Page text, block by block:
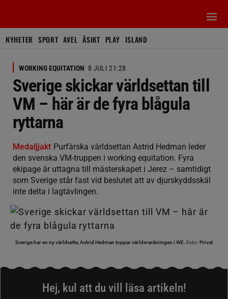
NYHETER SPORT AVEL ÅSIKT PLAY ISLAND
WORKING EQUITATION 8 JULI 21:28
Sverige skickar världsettan till
VM – här är de fyra blågula
ryttarna
Medaljjakt Purfärska världsettan Astrid Hedman leder
den svenska VM-truppen i working equitation. Fyra
ekipage är uttagna till mästerskapet i Jerez – samtidigt
som Sverige står fast vid beslutet att av djurskyddsskäl
inte delta i lagtävlingen.
Sverige har en ny världsetta, Astrid Hedman toppar världsrankningen i WE. Foto: Privat
Hej, kul att du vill läsa artikeln!